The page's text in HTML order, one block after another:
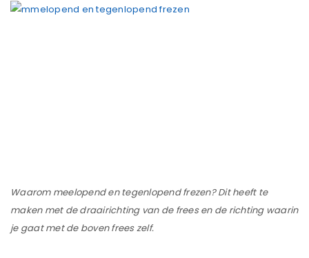
Waarom meelopend en tegenlopend frezen? Dit heeft te
maken met de draairichting van de frees en de richting waarin
je gaat met de boven frees zelf.